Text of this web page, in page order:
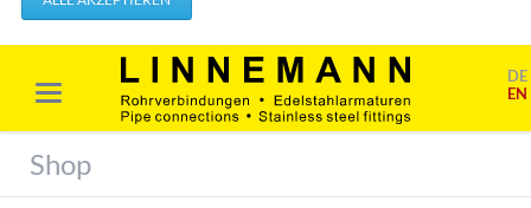
Festlegen Ihrer Datenschutzeinstellungen zu übernehmen.
Erforderliche Cookies akzeptieren
Marketing & Analyse
ausgewertet werden. Das geschieht vor allem mit Cookies und mit
sogenannten Analyseprogrammen. Die Analyse Ihres Surf-
DE
EN
Shop